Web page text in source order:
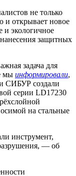
не только
и открывает новое
и экологичное
защитных
задача для
мы информировали,
СИБУР создали
серии LD17230
на стальные
инструмент,
— об